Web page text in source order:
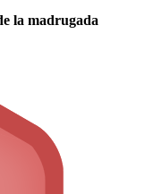
la madrugada